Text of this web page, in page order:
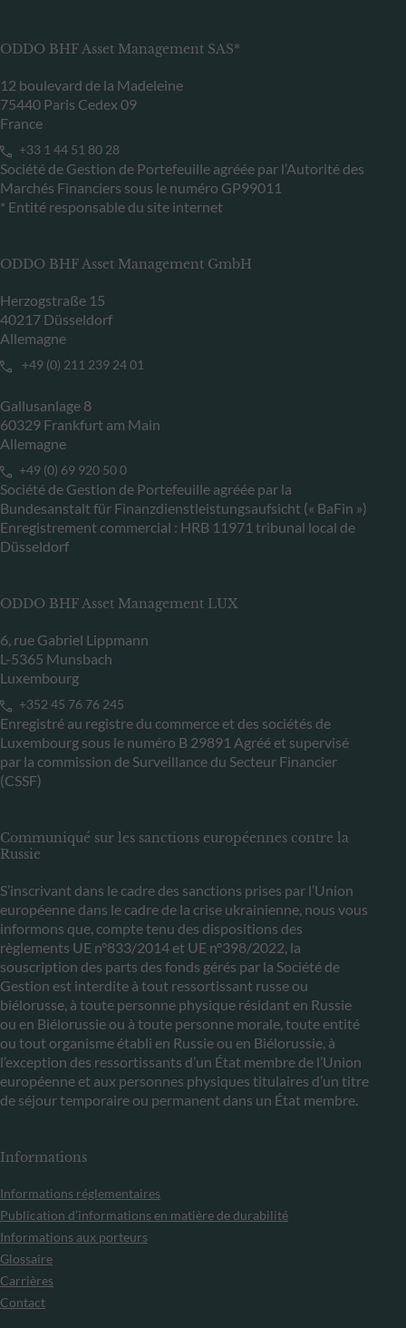
ODDO BHF Asset Management SAS*
12 boulevard de la Madeleine
75440 Paris Cedex 09
France
+33 1 44 51 80 28
Société de Gestion de Portefeuille agréée par l’Autorité des
Marchés Financiers sous le numéro GP99011
* Entité responsable du site internet
ODDO BHF Asset Management GmbH
Herzogstraße 15
40217 Düsseldorf
Allemagne
+49 (0) 211 239 24 01
Gallusanlage 8
60329 Frankfurt am Main
Allemagne
+49 (0) 69 920 50 0
Société de Gestion de Portefeuille agréée par la
Bundesanstalt für Finanzdienstleistungsaufsicht (« BaFin »)
Enregistrement commercial : HRB 11971 tribunal local de
Düsseldorf
ODDO BHF Asset Management LUX
6, rue Gabriel Lippmann
L-5365 Munsbach
Luxembourg
+352 45 76 76 245
Enregistré au registre du commerce et des sociétés de
Luxembourg sous le numéro B 29891 Agréé et supervisé
par la commission de Surveillance du Secteur Financier
(CSSF)
Communiqué sur les sanctions européennes contre la
Russie
S’inscrivant dans le cadre des sanctions prises par l’Union
européenne dans le cadre de la crise ukrainienne, nous vous
informons que, compte tenu des dispositions des
règlements UE n°833/2014 et UE n°398/2022, la
souscription des parts des fonds gérés par la Société de
Gestion est interdite à tout ressortissant russe ou
biélorusse, à toute personne physique résidant en Russie
ou en Biélorussie ou à toute personne morale, toute entité
ou tout organisme établi en Russie ou en Biélorussie, à
l’exception des ressortissants d’un État membre de l’Union
européenne et aux personnes physiques titulaires d’un titre
de séjour temporaire ou permanent dans un État membre.
Informations
Informations réglementaires
Publication d’informations en matière de durabilité
Informations aux porteurs
Glossaire
Carrières
Contact